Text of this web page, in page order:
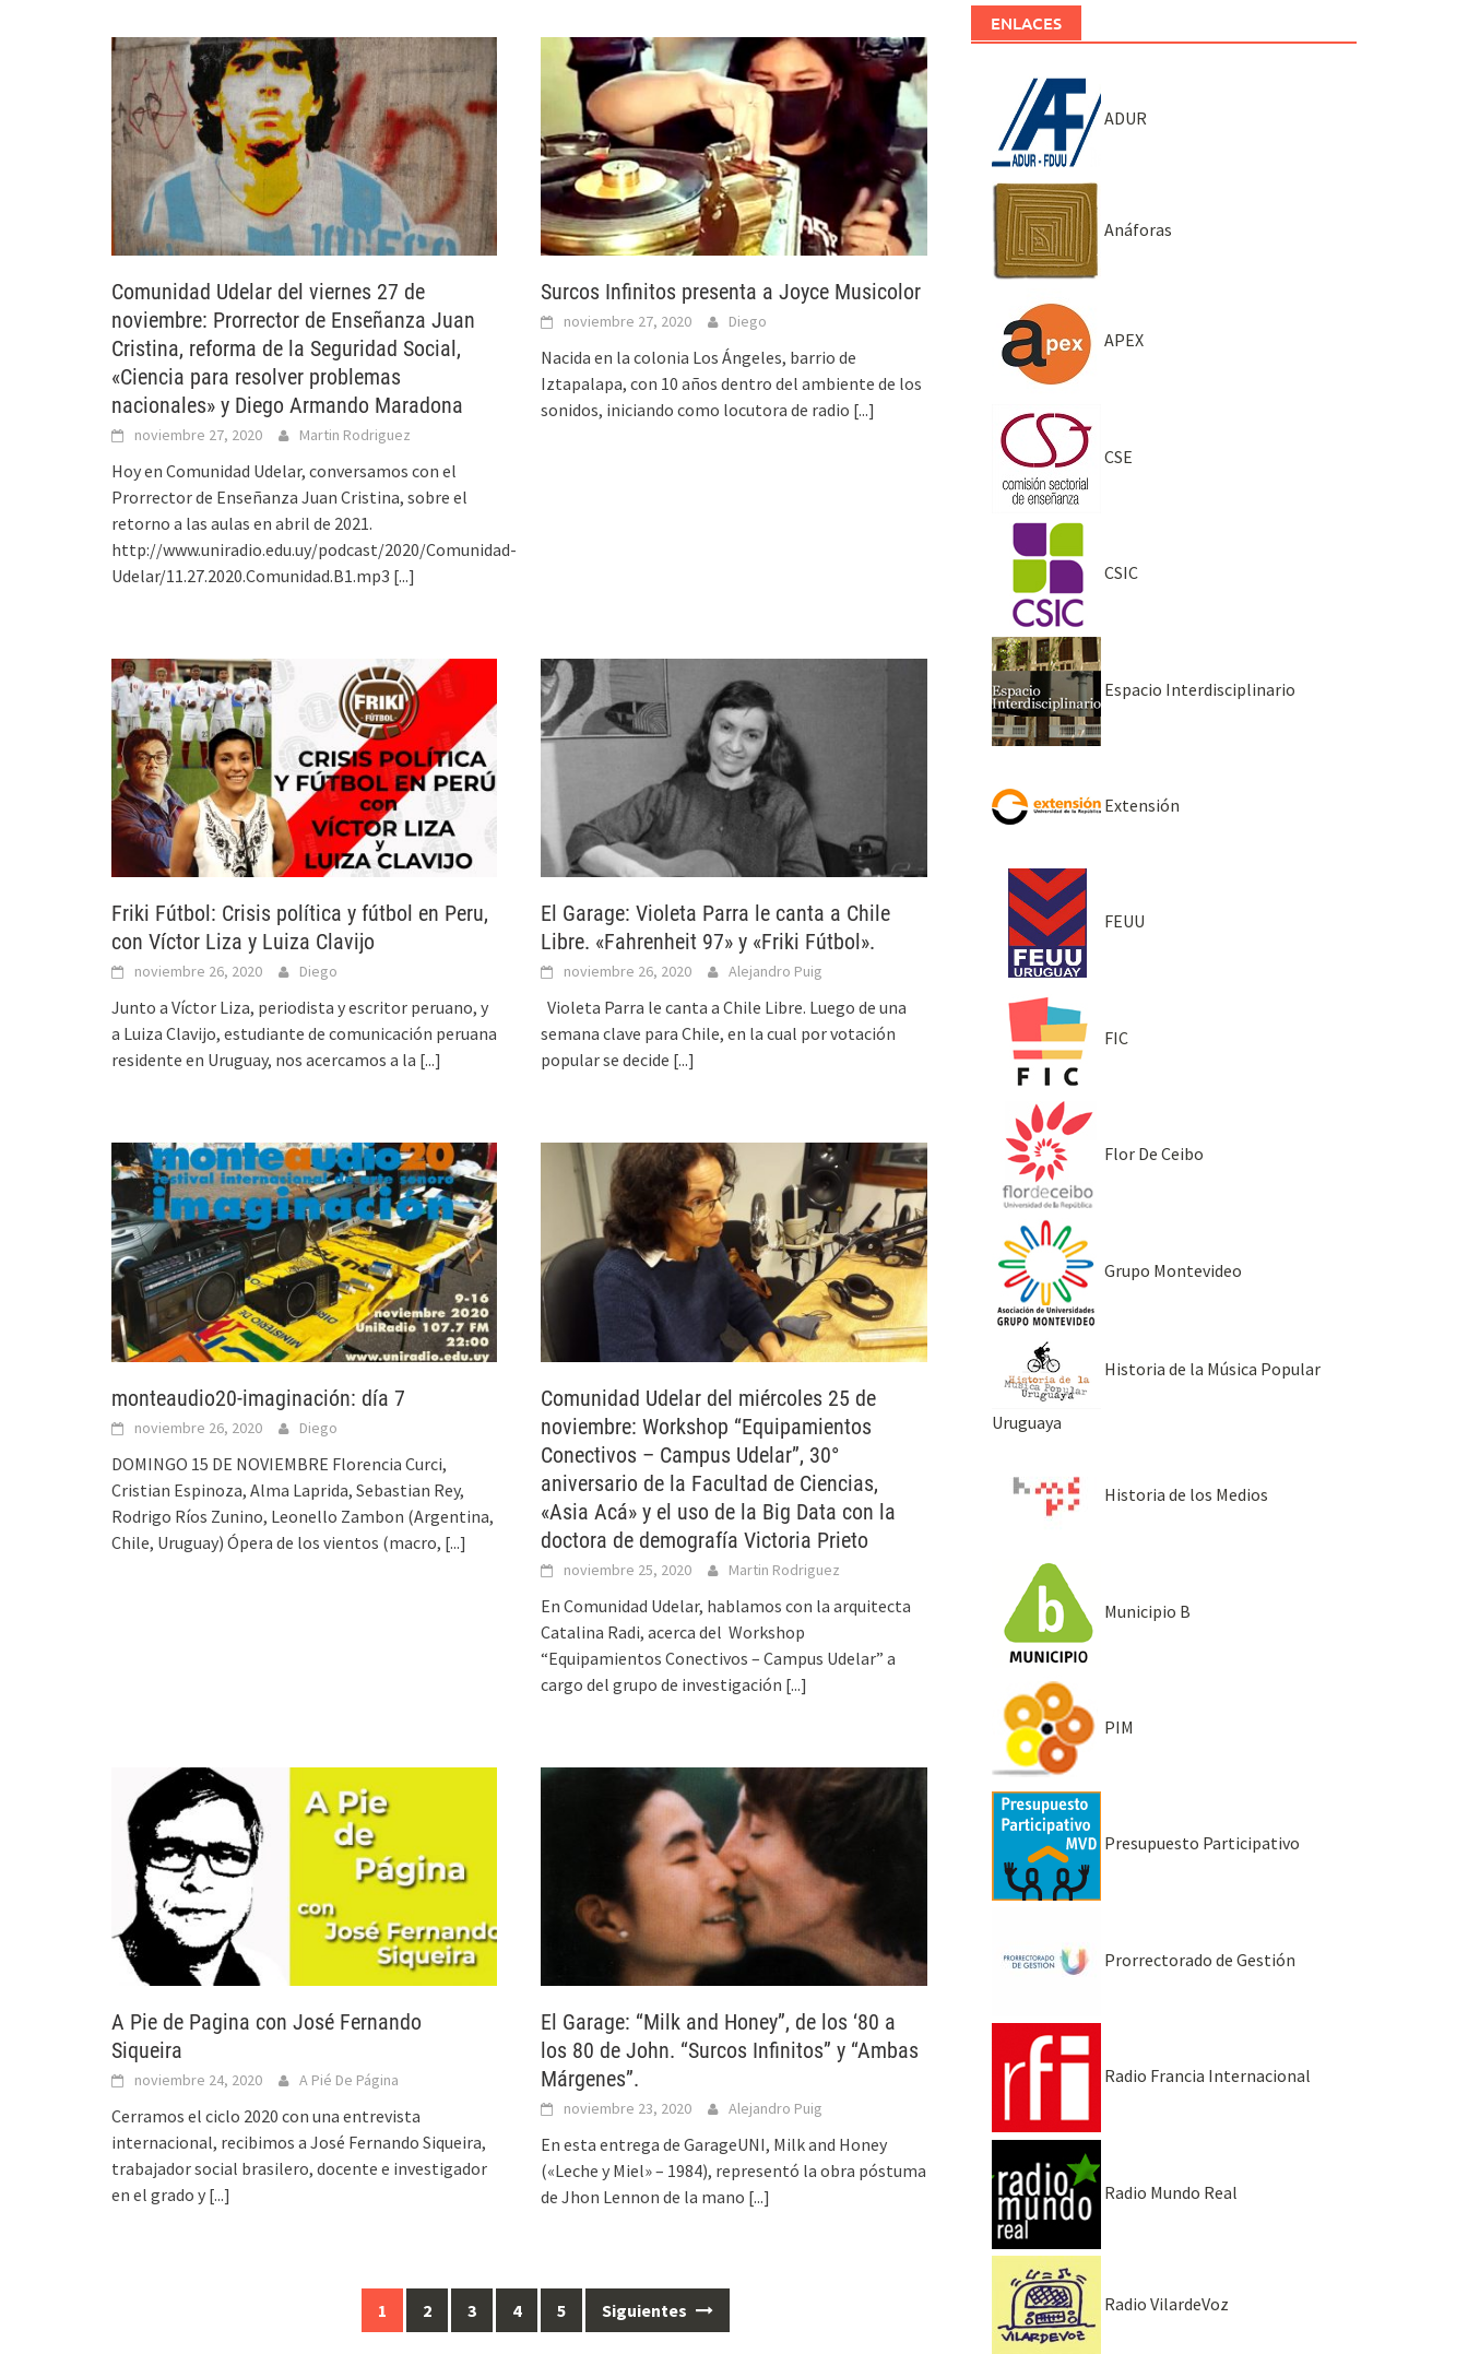
Comunidad Udelar del viernes 27 de
noviembre: Prorrector de Enseñanza Juan
Cristina, reforma de la Seguridad Social,
«Ciencia para resolver problemas
nacionales» y Diego Armando Maradona
noviembre 27, 2020 Martin Rodriguez
Hoy en Comunidad Udelar, conversamos con el
Prorrector de Enseñanza Juan Cristina, sobre el
retorno a las aulas en abril de 2021.
http://www.uniradio.edu.uy/podcast/2020/Comunidad-
Udelar/11.27.2020.Comunidad.B1.mp3 [...]
Surcos Infinitos presenta a Joyce Musicolor
noviembre 27, 2020 Diego
Nacida en la colonia Los Ángeles, barrio de
Iztapalapa, con 10 años dentro del ambiente de los
sonidos, iniciando como locutora de radio [...]
Friki Fútbol: Crisis política y fútbol en Peru,
con Víctor Liza y Luiza Clavijo
noviembre 26, 2020 Diego
Junto a Víctor Liza, periodista y escritor peruano, y
a Luiza Clavijo, estudiante de comunicación peruana
residente en Uruguay, nos acercamos a la [...]
El Garage: Violeta Parra le canta a Chile
Libre. «Fahrenheit 97» y «Friki Fútbol».
noviembre 26, 2020 Alejandro Puig
Violeta Parra le canta a Chile Libre. Luego de una
semana clave para Chile, en la cual por votación
popular se decide [...]
monteaudio20-imaginación: día 7
noviembre 26, 2020 Diego
DOMINGO 15 DE NOVIEMBRE Florencia Curci,
Cristian Espinoza, Alma Laprida, Sebastian Rey,
Rodrigo Ríos Zunino, Leonello Zambon (Argentina,
Chile, Uruguay) Ópera de los vientos (macro, [...]
Comunidad Udelar del miércoles 25 de
noviembre: Workshop “Equipamientos
Conectivos – Campus Udelar”, 30°
aniversario de la Facultad de Ciencias,
«Asia Acá» y el uso de la Big Data con la
doctora de demografía Victoria Prieto
noviembre 25, 2020 Martin Rodriguez
En Comunidad Udelar, hablamos con la arquitecta
Catalina Radi, acerca del Workshop
“Equipamientos Conectivos – Campus Udelar” a
cargo del grupo de investigación [...]
A Pie de Pagina con José Fernando
Siqueira
noviembre 24, 2020 A Pié De Página
Cerramos el ciclo 2020 con una entrevista
internacional, recibimos a José Fernando Siqueira,
trabajador social brasilero, docente e investigador
en el grado y [...]
El Garage: “Milk and Honey”, de los ‘80 a
los 80 de John. “Surcos Infinitos” y “Ambas
Márgenes”.
noviembre 23, 2020 Alejandro Puig
En esta entrega de GarageUNI, Milk and Honey
(«Leche y Miel» – 1984), representó la obra póstuma
de Jhon Lennon de la mano [...]
1 2 3 4 5 Siguientes
ENLACES
ADUR
Anáforas
APEX
CSE
CSIC
Espacio Interdisciplinario
Extensión
FEUU
FIC
Flor De Ceibo
Grupo Montevideo
Historia de la Música Popular
Uruguaya
Historia de los Medios
Municipio B
PIM
Presupuesto Participativo
Prorrectorado de Gestión
Radio Francia Internacional
Radio Mundo Real
Radio VilardeVoz